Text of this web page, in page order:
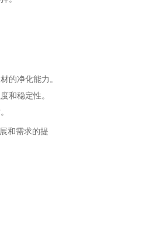
的净化能力。
和稳定性。
和需求的提